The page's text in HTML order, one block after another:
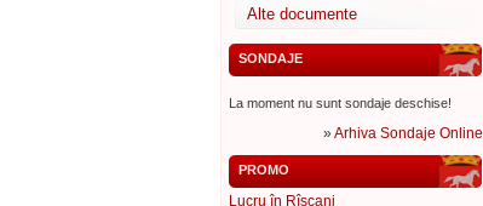
Alte documente
SONDAJE
La moment nu sunt sondaje deschise!
»Arhiva Sondaje Online
PROMO
Lucru în Rîșcani